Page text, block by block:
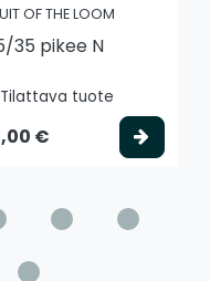
OF THE LOOM
35 pikee N
Tilattava tuote
€